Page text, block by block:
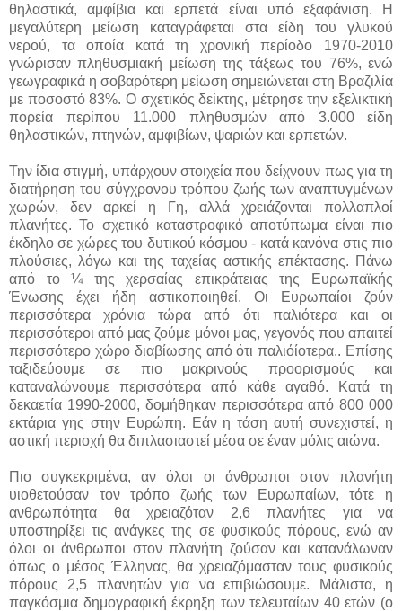
θηλαστικά, αμφίβια και ερπετά είναι υπό εξαφάνιση. Η
μεγαλύτερη μείωση καταγράφεται στα είδη του γλυκού
νερού, τα οποία κατά τη χρονική περίοδο 1970-2010
γνώρισαν πληθυσμιακή μείωση της τάξεως του 76%, ενώ
γεωγραφικά η σοβαρότερη μείωση σημειώνεται στη Βραζιλία
με ποσοστό 83%. Ο σχετικός δείκτης, μέτρησε την εξελικτική
πορεία περίπου 11.000 πληθυσμών από 3.000 είδη
θηλαστικών, πτηνών, αμφιβίων, ψαριών και ερπετών.
Την ίδια στιγμή, υπάρχουν στοιχεία που δείχνουν πως για τη
διατήρηση του σύγχρονου τρόπου ζωής των αναπτυγμένων
χωρών, δεν αρκεί η Γη, αλλά χρειάζονται πολλαπλοί
πλανήτες. Το σχετικό καταστροφικό αποτύπωμα είναι πιο
έκδηλο σε χώρες του δυτικού κόσμου - κατά κανόνα στις πιο
πλούσιες, λόγω και της ταχείας αστικής επέκτασης. Πάνω
από το ¼ της χερσαίας επικράτειας της Ευρωπαϊκής
Ένωσης έχει ήδη αστικοποιηθεί. Οι Ευρωπαίοι ζούν
περισσότερα χρόνια τώρα από ότι παλιότερα και οι
περισσότεροι από μας ζούμε μόνοι μας, γεγονός που απαιτεί
περισσότερo χώρο διαβίωσης από ότι παλιόίοτερα.. Επίσης
ταξιδεύουμε σε πιο μακρινούς προορισμούς και
καταναλώνουμε περισσότερα από κάθε αγαθό. Κατά τη
δεκαετία 1990-2000, δομήθηκαν περισσότερα από 800 000
εκτάρια γης στην Ευρώπη. Εάν η τάση αυτή συνεχιστεί, η
αστική περιοχή θα διπλασιαστεί μέσα σε έναν μόλις αιώνα.
Πιο συγκεκριμένα, αν όλοι οι άνθρωποι στον πλανήτη
υιοθετούσαν τον τρόπο ζωής των Ευρωπαίων, τότε η
ανθρωπότητα θα χρειαζόταν 2,6 πλανήτες για να
υποστηρίξει τις ανάγκες της σε φυσικούς πόρους, ενώ αν
όλοι οι άνθρωποι στον πλανήτη ζούσαν και κατανάλωναν
όπως ο μέσος Έλληνας, θα χρειαζόμασταν τους φυσικούς
πόρους 2,5 πλανητών για να επιβιώσουμε. Μάλιστα, η
παγκόσμια δημογραφική έκρηξη των τελευταίων 40 ετών (ο